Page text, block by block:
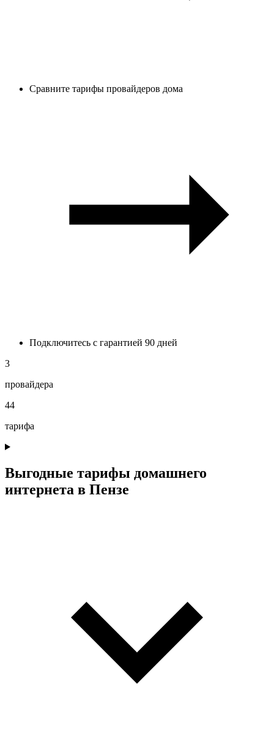
Сравните тарифы провайдеров дома
Подключитесь с гарантией 90 дней
3
провайдера
44
тарифа
Выгодные тарифы домашнего
интернета в Пензе